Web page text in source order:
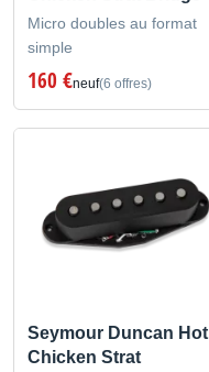
Micro doubles au format
simple
160 €neuf(6 offres)
Seymour Duncan Hot
Chicken Strat